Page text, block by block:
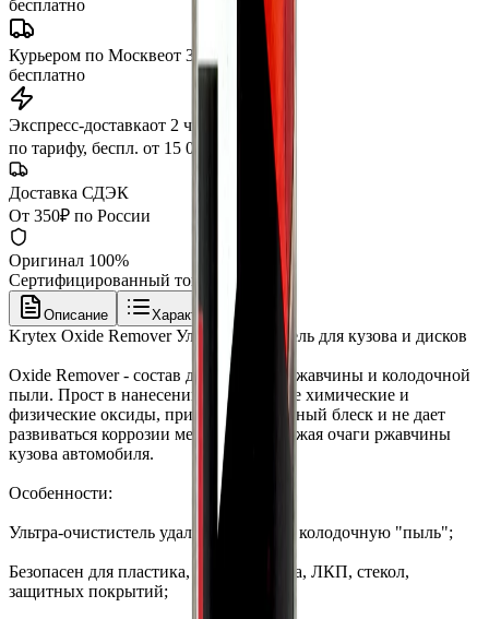
бесплатно
Курьером по Москвеот 3 часов
бесплатно
Экспресс-доставкаот 2 часов
по тарифу, беспл. от 15 000 ₽
Доставка СДЭК
От 350₽ по России
Оригинал 100%
Сертифицированный товар
Описание Характеристики
Krytex Oxide Remover Ультра-очиститель для кузова и дисков
Oxide Remover - состав для удаления ржавчины и колодочной
пыли. Прост в нанесении, очищает все химические и
физические оксиды, придает безупречный блеск и не дает
развиваться коррозии металла, уничтожая очаги ржавчины
кузова автомобиля.
Особенности:
Ультра-очистистель удаляет ржавчину, колодочную "пыль";
Безопасен для пластика, резины, хрома, ЛКП, стекол,
защитных покрытий;